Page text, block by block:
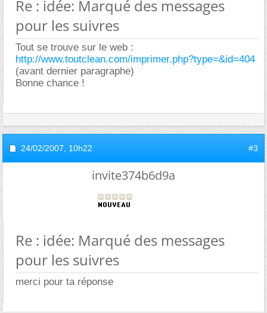
Re : idée: Marqué des messages
pour les suivres
Tout se trouve sur le web :
http://www.toutclean.com/imprimer.php?type=&id=404
(avant dernier paragraphe)
Bonne chance !
24/02/2007, 10h22 #3
invite374b6d9a
Re : idée: Marqué des messages
pour les suivres
merci pour ta réponse